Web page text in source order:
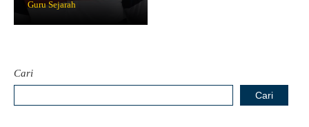
Guru Sejarah
Cari
Cari